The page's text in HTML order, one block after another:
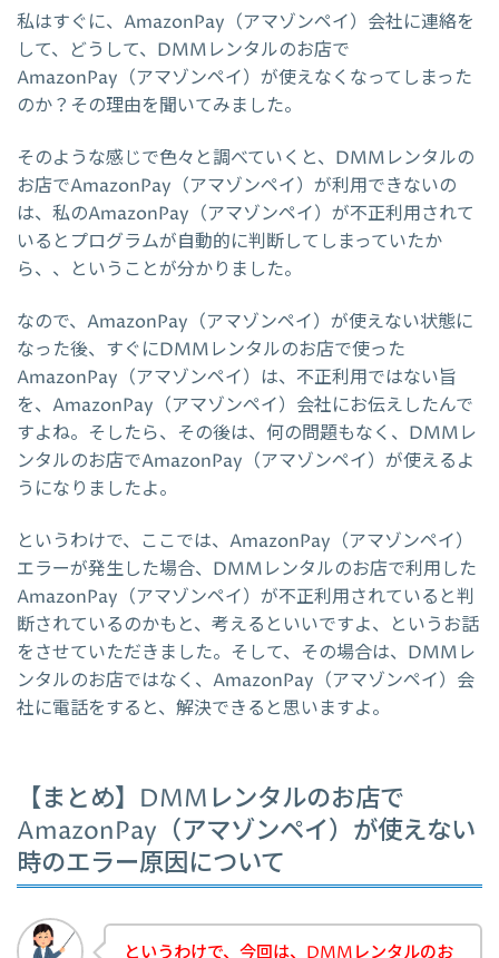
私はすぐに、AmazonPay（アマゾンペイ）会社に連絡を
して、どうして、DMMレンタルのお店で
AmazonPay（アマゾンペイ）が使えなくなってしまった
のか？その理由を聞いてみました。
そのような感じで色々と調べていくと、DMMレンタルの
お店でAmazonPay（アマゾンペイ）が利用できないの
は、私のAmazonPay（アマゾンペイ）が不正利用されて
いるとプログラムが自動的に判断してしまっていたか
ら、、ということが分かりました。
なので、AmazonPay（アマゾンペイ）が使えない状態に
なった後、すぐにDMMレンタルのお店で使った
AmazonPay（アマゾンペイ）は、不正利用ではない旨
を、AmazonPay（アマゾンペイ）会社にお伝えしたんで
すよね。そしたら、その後は、何の問題もなく、DMMレ
ンタルのお店でAmazonPay（アマゾンペイ）が使えるよ
うになりましたよ。
というわけで、ここでは、AmazonPay（アマゾンペイ）
エラーが発生した場合、DMMレンタルのお店で利用した
AmazonPay（アマゾンペイ）が不正利用されていると判
断されているのかもと、考えるといいですよ、というお話
をさせていただきました。そして、その場合は、DMMレ
ンタルのお店ではなく、AmazonPay（アマゾンペイ）会
社に電話をすると、解決できると思いますよ。
【まとめ】DMMレンタルのお店で
AmazonPay（アマゾンペイ）が使えない
時のエラー原因について
というわけで、今回は、DMMレンタルのお